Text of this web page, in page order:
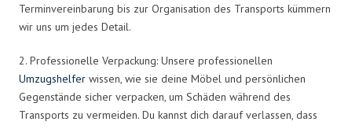
Terminvereinbarung bis zur Organisation des Transports kümmern
wir uns um jedes Detail.
2. Professionelle Verpackung: Unsere professionellen
Umzugshelfer wissen, wie sie deine Möbel und persönlichen
Gegenstände sicher verpacken, um Schäden während des
Transports zu vermeiden. Du kannst dich darauf verlassen, dass